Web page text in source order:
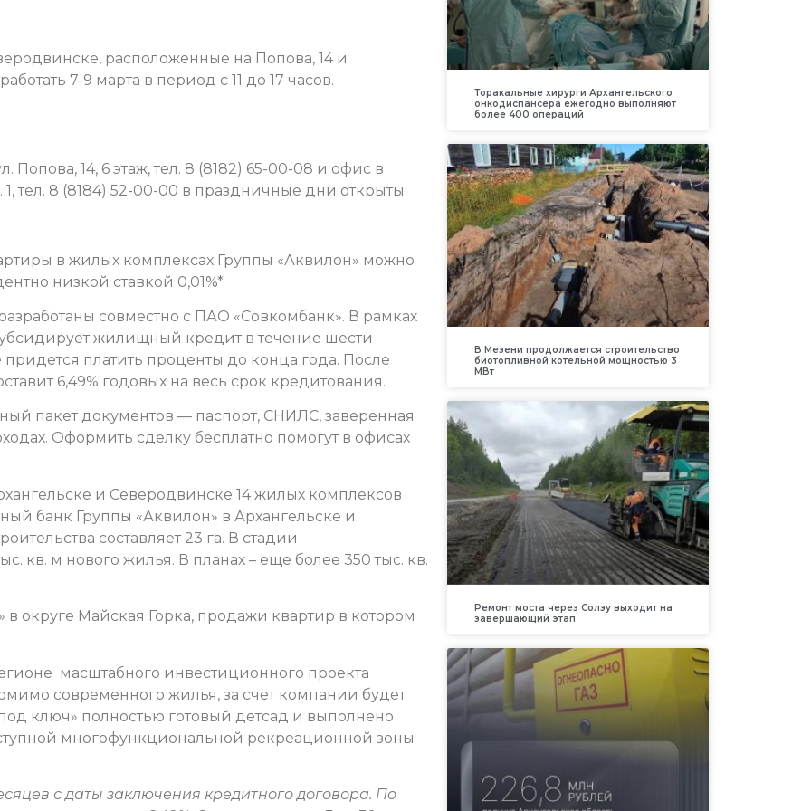
расположенные на Попова, 14 и
7-9 марта в период с 11 до 17 часов.
14, 6 этаж, тел. 8 (8182) 65-00-08 и офис в
тел. 8 (8184) 52-00-00 в праздничные дни открыты:
в жилых комплексах Группы «Аквилон» можно
низкой ставкой 0,01%*.
совместно с ПАО «Совкомбанк». В рамках
жилищный кредит в течение шести
платить проценты до конца года. После
6,49% годовых на весь срок кредитования.
пакет документов — паспорт, СНИЛС, заверенная
Оформить сделку бесплатно помогут в офисах
и Северодвинске 14 жилых комплексов
банк Группы «Аквилон» в Архангельске и
составляет 23 га. В стадии
кв. м нового жилья. В планах – еще более 350 тыс. кв.
округе Майская Горка, продажи квартир в котором
масштабного инвестиционного проекта
современного жилья, за счет компании будет
ключ» полностью готовый детсад и выполнено
многофункциональной рекреационной зоны
с даты заключения кредитного договора. По
Торакальные хирурги Архангельского
онкодиспансера ежегодно выполняют
более 400 операций
В Мезени продолжается строительство
биотопливной котельной мощностью 3
МВт
Ремонт моста через Солзу выходит на
завершающий этап